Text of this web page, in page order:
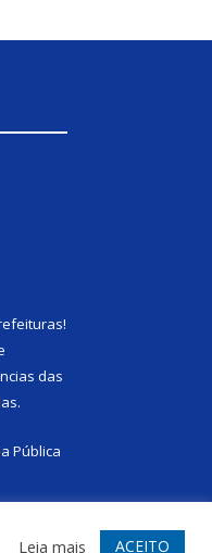
!
das
Pública
Leia mais ACEITO